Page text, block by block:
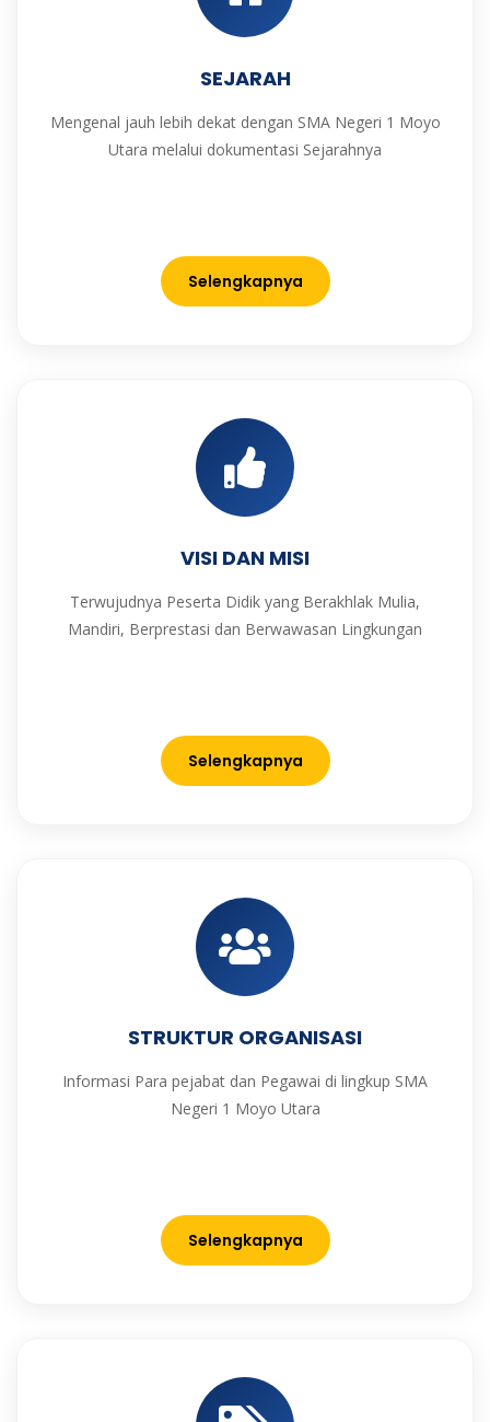
SEJARAH
Mengenal jauh lebih dekat dengan SMA Negeri 1 Moyo
Utara melalui dokumentasi Sejarahnya
Selengkapnya
VISI DAN MISI
Terwujudnya Peserta Didik yang Berakhlak Mulia,
Mandiri, Berprestasi dan Berwawasan Lingkungan
Selengkapnya
STRUKTUR ORGANISASI
Informasi Para pejabat dan Pegawai di lingkup SMA
Negeri 1 Moyo Utara
Selengkapnya